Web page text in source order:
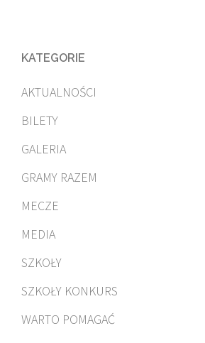
KATEGORIE
AKTUALNOŚCI
BILETY
GALERIA
GRAMY RAZEM
MECZE
MEDIA
SZKOŁY
SZKOŁY KONKURS
WARTO POMAGAĆ